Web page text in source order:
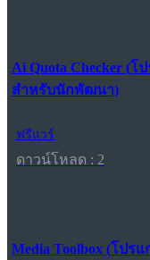
Ai Quota Checker (
สำหรับนักพัฒนา)
ฟรีแวร์
ดาวน์โหลด : 2
Media Toolbox (โปร